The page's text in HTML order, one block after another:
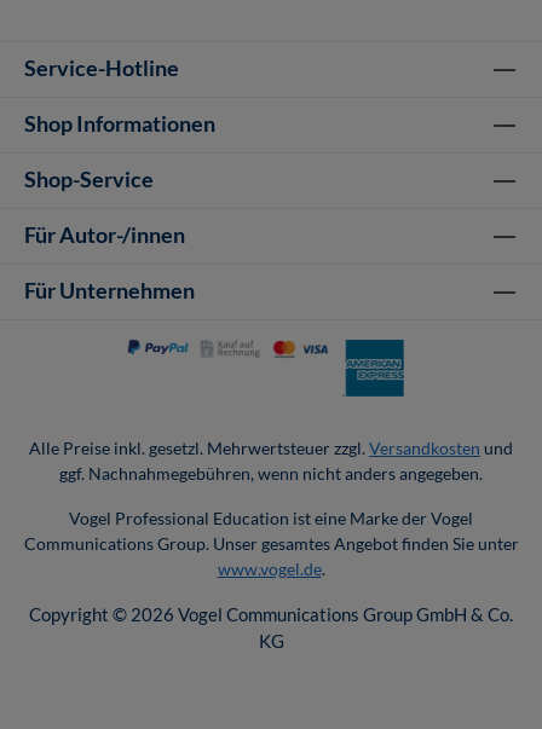
Service-Hotline
Shop Informationen
Shop-Service
Für Autor-/innen
Für Unternehmen
Alle Preise inkl. gesetzl. Mehrwertsteuer zzgl. Versandkosten und
ggf. Nachnahmegebühren, wenn nicht anders angegeben.
Vogel Professional Education ist eine Marke der Vogel
Communications Group. Unser gesamtes Angebot finden Sie unter
www.vogel.de.
Copyright © 2026 Vogel Communications Group GmbH & Co.
KG